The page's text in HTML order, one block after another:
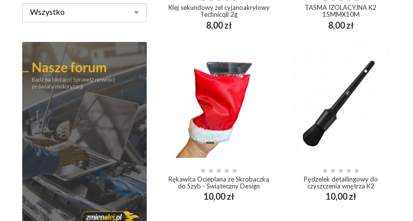
Wszystko
Klej sekundowy żel cyjanoakrylowy
Technicqll 2g
8,00 złCena
add_shopping_cart
TASMA IZOLACYJNA K2
15MMX10M
8,00 złCena
add_shopping_cart
    
Rękawica Ocieplana ze Skrobaczką
do Szyb - Świąteczny Design
10,00 złCena
add_shopping_cart
    
Pędzelek detailingowy do
czyszczenia wnętrza K2
10,00 złCena
add_shopping_cart